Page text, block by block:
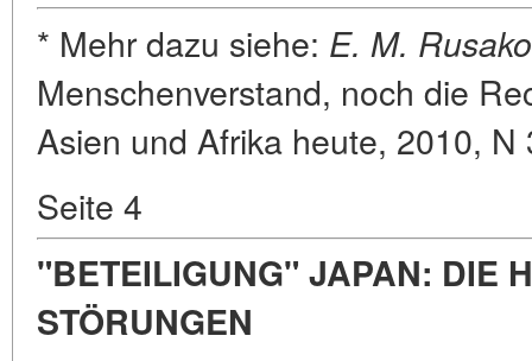
* Mehr dazu siehe: E. M.
Menschenverstand, noch die
Asien und Afrika heute, 2010, N
Seite 4
"BETEILIGUNG" JAPAN: DIE
STÖRUNGEN